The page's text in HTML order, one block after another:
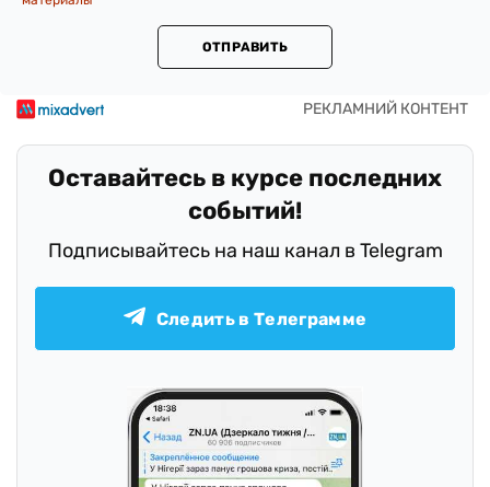
ОТПРАВИТЬ
Оставайтесь в курсе последних
событий!
Подписывайтесь на наш канал в Telegram
Следить в Телеграмме